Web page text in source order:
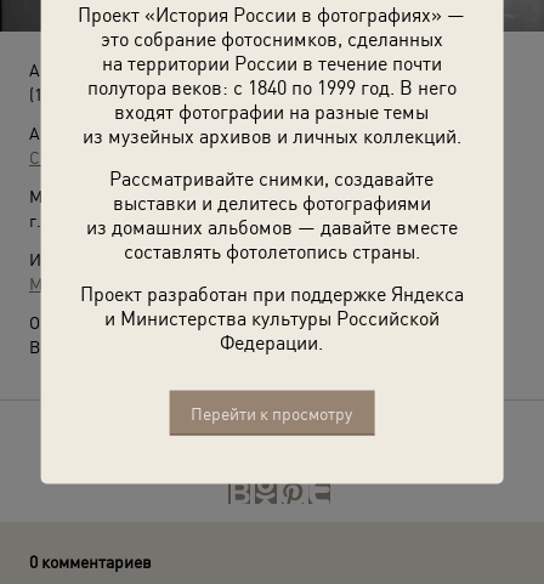
Проект «История России в фотографиях» —
это собрание фотоснимков, сделанных
на территории России в течение почти
полутора веков: с 1840 по 1999 год. В него
входят фотографии на разные темы
из музейных архивов и личных коллекций.
Рассматривайте снимки, создавайте
выставки и делитесь фотографиями
из домашних альбомов — давайте вместе
составлять фотолетопись страны.
Проект разработан при поддержке Яндекса
и Министерства культуры Российской
Федерации.
Перейти к просмотру
Актерские пробы к фильму «Поднятая целина»
(1959 год)
Автор:
Семен Мишин-Моргенштерн
Место съемки:
г. Москва
Источники:
МАММ / МДФ
О фотографии:
Выставка
«Целина: всесоюзный аврал»
0 комментариев